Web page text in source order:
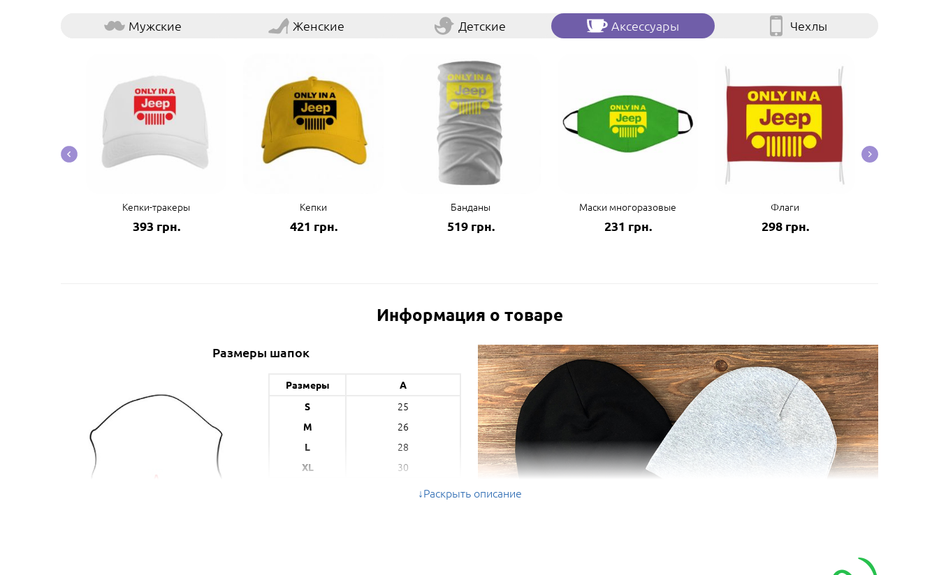
Мужские Женские Детские Аксессуары Чехлы
Кепки-тракеры
393 грн.
Кепки
421 грн.
Банданы
519 грн.
Маски многоразовые
231 грн.
Флаги
298 грн.
Информация о товаре
Размеры шапок
Размеры
A
S
25
M 26
L 28
XL 30
Раскрыть описание